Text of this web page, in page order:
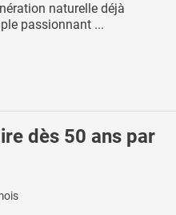
naturelle déjà
passionnant ...
dès 50 ans par